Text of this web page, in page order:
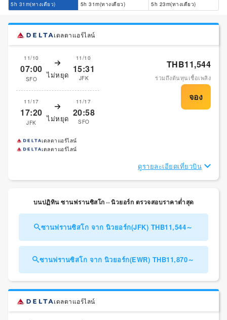
5h 31m(ทางเดียว) 5h 31m(ทางเดียว) 5h 23m(ทางเดียว)
เดลตาแอร์ไลน์
11/10
07:00
SFO ไม่หยุด
11/10
15:31
JFK
11/17
17:20
JFK ไม่หยุด
11/17
20:58
SFO
THB11,544
รวมถึงต้นทุนเชื้อเพลิง
เดลตาแอร์ไลน์
เดลตาแอร์ไลน์
ดูรายละเอียดเที่ยวบิน
บนปฏิทิน ซานฟรานซิสโก⇔นิวยอร์ก ตรวจสอบราคาต่ำสุด
ซานฟรานซิสโก จาก นิวยอร์ก(JFK) THB11,544～
ซานฟรานซิสโก จาก นิวยอร์ก(EWR) THB11,870～
เดลตาแอร์ไลน์